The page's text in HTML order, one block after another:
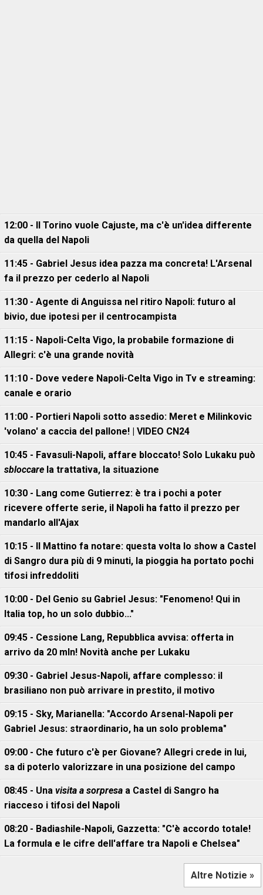
12:00 - Il Torino vuole Cajuste, ma c'è un'idea differente
da quella del Napoli
11:45 - Gabriel Jesus idea pazza ma concreta! L'Arsenal
fa il prezzo per cederlo al Napoli
11:30 - Agente di Anguissa nel ritiro Napoli: futuro al
bivio, due ipotesi per il centrocampista
11:15 - Napoli-Celta Vigo, la probabile formazione di
Allegri: c'è una grande novità
11:10 - Dove vedere Napoli-Celta Vigo in Tv e streaming:
canale e orario
11:00 - Portieri Napoli sotto assedio: Meret e Milinkovic
'volano' a caccia del pallone! | VIDEO CN24
10:45 - Favasuli-Napoli, affare bloccato! Solo Lukaku può
sbloccare la trattativa, la situazione
10:30 - Lang come Gutierrez: è tra i pochi a poter
ricevere offerte serie, il Napoli ha fatto il prezzo per
mandarlo all'Ajax
10:15 - Il Mattino fa notare: questa volta lo show a Castel
di Sangro dura più di 9 minuti, la pioggia ha portato pochi
tifosi infreddoliti
10:00 - Del Genio su Gabriel Jesus: "Fenomeno! Qui in
Italia top, ho un solo dubbio..."
09:45 - Cessione Lang, Repubblica avvisa: offerta in
arrivo da 20 mln! Novità anche per Lukaku
09:30 - Gabriel Jesus-Napoli, affare complesso: il
brasiliano non può arrivare in prestito, il motivo
09:15 - Sky, Marianella: "Accordo Arsenal-Napoli per
Gabriel Jesus: straordinario, ha un solo problema"
09:00 - Che futuro c'è per Giovane? Allegri crede in lui,
sa di poterlo valorizzare in una posizione del campo
08:45 - Una visita a sorpresa a Castel di Sangro ha
riacceso i tifosi del Napoli
08:20 - Badiashile-Napoli, Gazzetta: "C'è accordo totale!
La formula e le cifre dell'affare tra Napoli e Chelsea"
Altre Notizie »